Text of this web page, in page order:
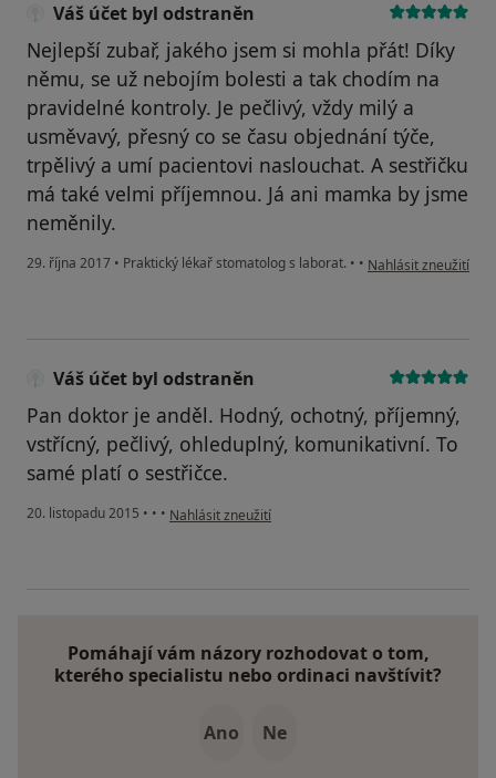
Váš účet byl odstraněn
Nejlepší zubař, jakého jsem si mohla přát! Díky
němu, se už nebojím bolesti a tak chodím na
pravidelné kontroly. Je pečlivý, vždy milý a
usměvavý, přesný co se času objednání týče,
trpělivý a umí pacientovi naslouchat. A sestřičku
má také velmi příjemnou. Já ani mamka by jsme
neměnily.
29. října 2017 • Praktický lékař stomatolog s laborat. • • podle názoru
Nahlásit zneužití
Váš účet byl odstraněn
Pan doktor je anděl. Hodný, ochotný, příjemný,
vstřícný, pečlivý, ohleduplný, komunikativní. To
samé platí o sestřičce.
20. listopadu 2015 • • • podle názoru uživatele Váš účet byl odstraněn
Nahlásit zneužití
Pomáhají vám názory rozhodovat o tom,
kterého specialistu nebo ordinaci navštívit?
Ano Ne